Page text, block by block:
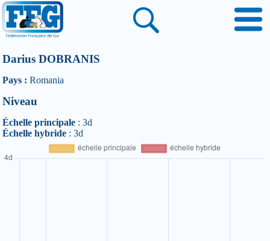
Darius DOBRANIS
Pays : Romania
Niveau
Échelle principale : 3d
Échelle hybride : 3d